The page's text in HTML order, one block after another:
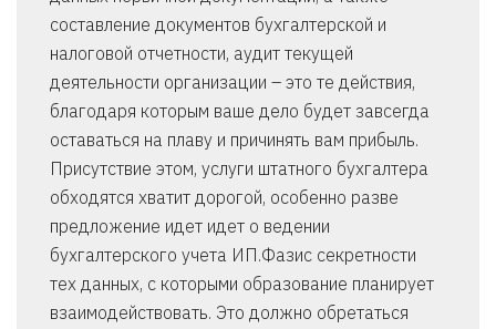
составление документов бухгалтерской и
налоговой отчетности, аудит текущей
деятельности организации – это те действия,
благодаря которым ваше дело будет завсегда
оставаться на плаву и причинять вам прибыль.
Присутствие этом, услуги штатного бухгалтера
обходятся хватит дорогой, особенно разве
предложение идет идет о ведении
бухгалтерского учета ИП.Фазис секретности
тех данных, с которыми образование планирует
взаимодействовать. Это должно обретаться